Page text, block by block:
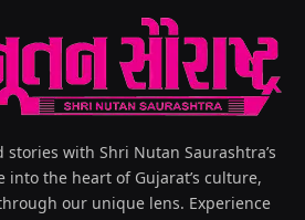
stories with Shri Nutan Saurashtra’s
into the heart of Gujarat’s culture,
our unique lens. Experience